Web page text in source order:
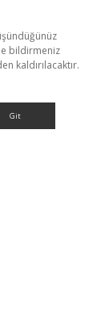
bildirmeniz
kaldırılacaktır.